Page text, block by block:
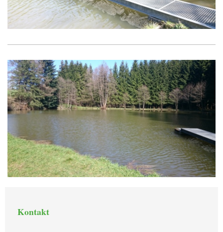
Kontakt